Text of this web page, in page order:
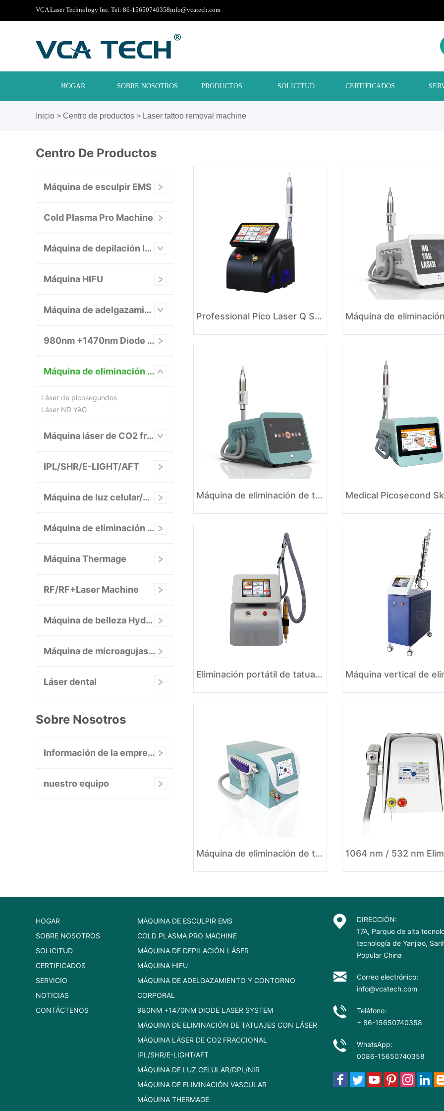
VCA Laser Technology Inc. Tel: 86-15650740358info@vcatech.com
HOGAR SOBRE NOSOTROS PRODUCTOS SOLICITUD CERTIFICADOS
Inicio > Centro de productos > Laser tattoo removal machine
Centro De Productos
Máquina de esculpir EMS
Cold Plasma Pro Machine
Máquina de depilación láser
Máquina HIFU
Máquina de adelgazamiento y contorno corporal
980nm +1470nm Diode Laser System
Máquina de eliminación de tatuajes con láser
Láser de picosegundos
Láser ND YAG
Máquina láser de CO2 fraccional
IPL/SHR/E-LIGHT/AFT
Máquina de luz celular/DPL/NIR
Máquina de eliminación vascular
Máquina Thermage
RF/RF+Laser Machine
Máquina de belleza Hydrafacial
Máquina de microagujas de radiofrecuencia
Láser dental
Sobre Nosotros
Información de la empresa
nuestro equipo
Professional Pico Laser Q Switched Nd Yag Laser Machine
Máquina de eliminación de tatuajes con láser Nd Yag de pulso largo de 1064 nm
Eliminación portátil de tatuajes con láser de picosegundo
Máquina de eliminación de tatuajes con láser ND YAG para todos los colores
HOGAR
SOBRE NOSOTROS
SOLICITUD
CERTIFICADOS
SERVICIO
NOTICIAS
CONTÁCTENOS
MÁQUINA DE ESCULPIR EMS
COLD PLASMA PRO MACHINE
MÁQUINA DE DEPILACIÓN LÁSER
MÁQUINA HIFU
MÁQUINA DE ADELGAZAMIENTO Y CONTORNO
CORPORAL
980NM +1470NM DIODE LASER SYSTEM
MÁQUINA DE ELIMINACIÓN DE TATUAJES CON LÁSER
MÁQUINA LÁSER DE CO2 FRACCIONAL
IPL/SHR/E-LIGHT/AFT
MÁQUINA DE LUZ CELULAR/DPL/NIR
MÁQUINA DE ELIMINACIÓN VASCULAR
MÁQUINA THERMAGE
DIRECCIÓN:
17A, Parque de alta
tecnología de Yanjiao,
Popular China
Correo electrónico:
info@vcatech.com
Teléfono:
+ 86-15650740358
WhatsApp:
0086-15650740358